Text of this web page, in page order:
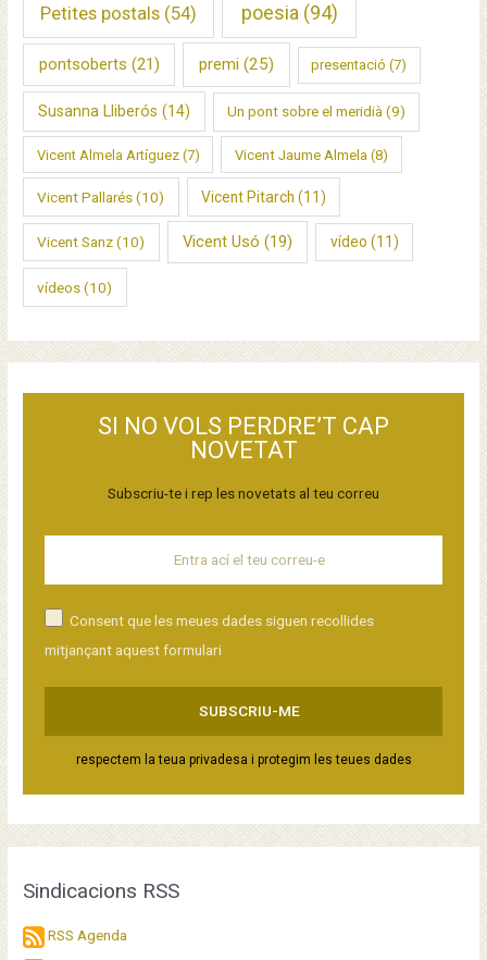
Petites postals (54) poesia(94)
pontsoberts (21) premi(25) presentació (7)
Susanna Lliberós (14) Un pont sobre el meridià (9)
Vicent Almela Artíguez(7) Vicent Jaume Almela (8)
Vicent Pallarés(10) Vicent Pitarch (11)
Vicent Sanz(10) Vicent Usó (19) vídeo (11)
vídeos(10)
SI NO VOLS PERDRE’T CAP
NOVETAT
Subscriu-te i rep les novetats al teu correu
Consent que les meues dades siguen recollides
mitjançant aquest formulari
respectem la teua privadesa i protegim les teues dades
Sindicacions RSS
RSS Agenda